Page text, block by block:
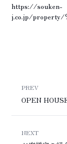
https://souken-
j.co.jp/property/
PREV
OPEN
NEXT